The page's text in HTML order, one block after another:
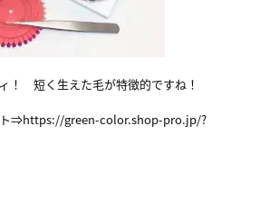
！ 短く生えた毛が特徴的ですね！
ト⇒https://green-color.shop-pro.jp/?